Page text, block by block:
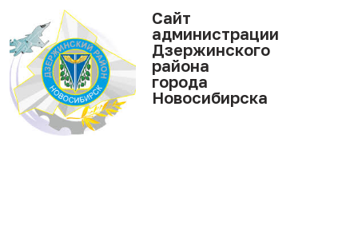
Cайт
администрации
Дзержинского
района
города
Новосибирска